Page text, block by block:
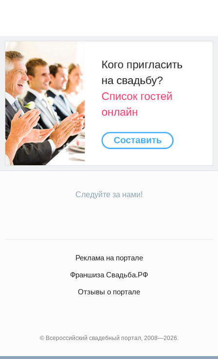
Следуйте за нами!
Реклама на портале
Франшиза Свадьба.РФ
Отзывы о портале
© Всероссийский свадебный портал, 2008—2026.